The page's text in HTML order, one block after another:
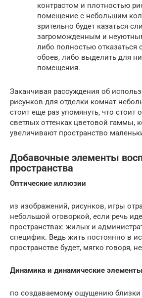
контрастом и плотностью
помещение с небольшим
зрительно будет казаться
загроможденным и
либо полностью отказаться
обоев, либо выделить для
помещения.
Заканчивая рассуждения об
рисунков для отделки комнат
стоит еще раз упомянуть, что стоит
светлых оттенках цветовой гаммы,
увеличивают пространство
Добавочные элементы
пространства
Оптические иллюзии
из изображений, рисунков, игры
небольшой оговоркой, если речь
пространствах: жилых и
специфик. Ведь жить постоянно в
пространстве будет, мягко говоря,
Динамика и динамические элементы
по создаваемому ощущению близки